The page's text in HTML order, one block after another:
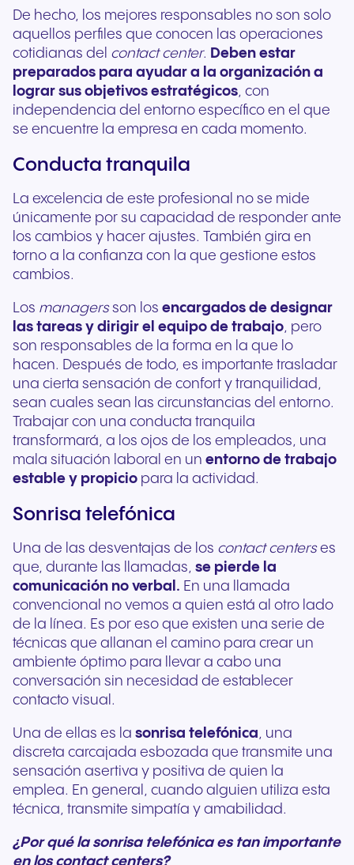
De hecho, los mejores responsables no son solo
aquellos perfiles que conocen las operaciones
cotidianas del contact center. Deben estar
preparados para ayudar a la organización a
lograr sus objetivos estratégicos, con
independencia del entorno específico en el que
se encuentre la empresa en cada momento.
Conducta tranquila
La excelencia de este profesional no se mide
únicamente por su capacidad de responder ante
los cambios y hacer ajustes. También gira en
torno a la confianza con la que gestione estos
cambios.
Los managersson los encargados de designar
las tareas y dirigir el equipo de trabajo, pero
son responsables de la forma en la que lo
hacen. Después de todo, es importante trasladar
una cierta sensación de confort y tranquilidad,
sean cuales sean las circunstancias del entorno.
Trabajar con una conducta tranquila
transformará, a los ojos de los empleados, una
mala situación laboral en un entorno de trabajo
estable y propicio para la actividad.
Sonrisa telefónica
Una de las desventajas de los contact centerses
que, durante las llamadas, se pierde la
comunicación no verbal. En una llamada
convencional no vemos a quien está al otro lado
de la línea. Es por eso que existen una serie de
técnicas que allanan el camino para crear un
ambiente óptimo para llevar a cabo una
conversación sin necesidad de establecer
contacto visual.
Una de ellas es la sonrisa telefónica, una
discreta carcajada esbozada que transmite una
sensación asertiva y positiva de quien la
emplea. En general, cuando alguien utiliza esta
técnica, transmite simpatía y amabilidad.
¿Por qué la sonrisa telefónica es tan importante
en los contact centers?